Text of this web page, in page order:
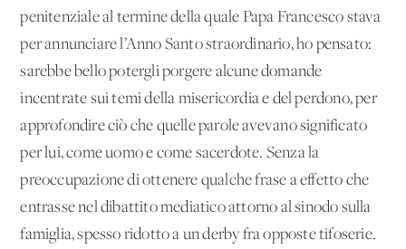
penitenziale al termine della quale Papa Francesco stava
per annunciare l’Anno Santo straordinario, ho pensato:
sarebbe bello potergli porgere alcune domande
incentrate sui temi della misericordia e del perdono, per
approfondire ciò che quelle parole avevano significato
per lui, come uomo e come sacerdote. Senza la
preoccupazione di ottenere qualche frase a effetto che
entrasse nel dibattito mediatico attorno al sinodo sulla
famiglia, spesso ridotto a un derby fra opposte tifoserie.